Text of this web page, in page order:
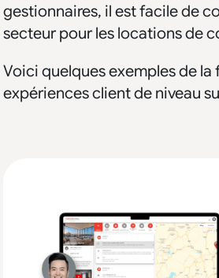
gestionnaires, il est facile de
secteur pour les locations de
Voici quelques exemples de
expériences client de niveau